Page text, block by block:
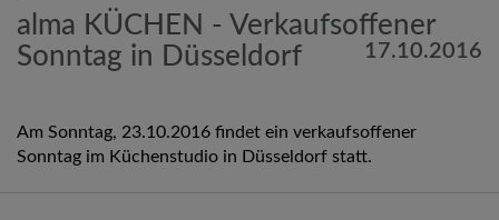
alma KÜCHEN - Verkaufsoffener
Sonntag in Düsseldorf
17.10.2016
Am Sonntag, 23.10.2016 findet ein verkaufsoffener
Sonntag im Küchenstudio in Düsseldorf statt.